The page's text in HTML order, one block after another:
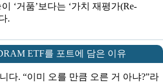
‘거품’보다는 ‘가치 재평가(Re-
.
ETF를 포트에 담은 이유
다. “이미 오를 만큼 오른 거 아냐?”라